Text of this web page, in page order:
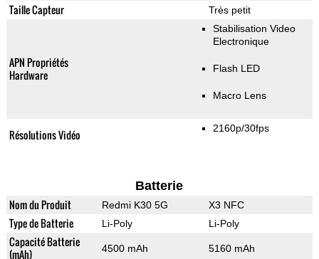
Taille Capteur Très petit
APN Propriétés
Hardware
Stabilisation Video
Electronique
Flash LED
Macro Lens
Résolutions Vidéo 2160p/30fps
Batterie
Nom du Produit Redmi K30 5G X3 NFC
Type de Batterie Li-Poly Li-Poly
Capacité Batterie
(mAh)
4500 mAh 5160 mAh